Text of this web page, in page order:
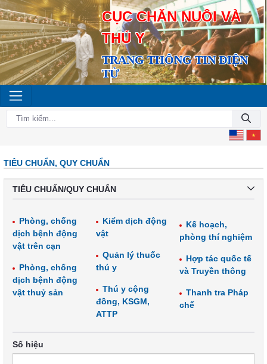
CỤC CHĂN NUÔI VÀ
THÚ Y
TRANG THÔNG TIN ĐIỆN
TỬ
TIÊU CHUẨN, QUY CHUẨN
TIÊU CHUẨN/QUY CHUẨN
Phòng, chống
dịch bệnh động
vật trên cạn
Phòng, chống
dịch bệnh động
vật thuỷ sản
Kiểm dịch động
vật
Quản lý thuốc
thú y
Thú y cộng
đồng, KSGM,
ATTP
Kế hoạch,
phòng thí nghiệm
Hợp tác quốc tế
và Truyền thông
Thanh tra Pháp
chế
Số hiệu